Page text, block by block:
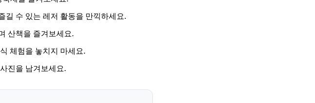
길 수 있는 레저 활동을 만끽하세요.
산책을 즐겨보세요.
체험을 놓치지 마세요.
진을 남겨보세요.